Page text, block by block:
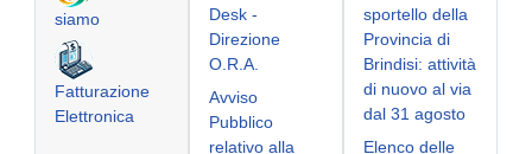
siamo
Fatturazione
Elettronica
Desk -
Direzione
O.R.A.
Avviso
Pubblico
relativo alla
sportello della
Provincia di
Brindisi: attività
di nuovo al via
dal 31 agosto
Elenco delle